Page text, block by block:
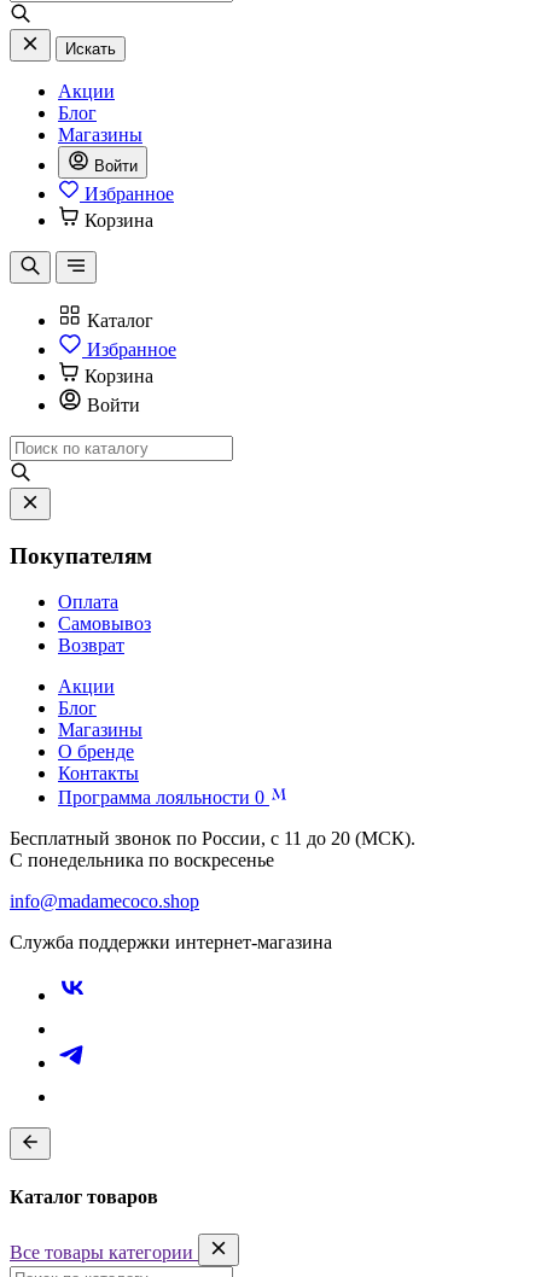
Искать
Акции
Блог
Магазины
Войти
Избранное
Корзина
Каталог
Избранное
Корзина
Войти
Покупателям
Оплата
Самовывоз
Возврат
Акции
Блог
Магазины
О бренде
Контакты
Программа лояльности 0
Бесплатный звонок по России, с 11 до 20 (МСК).
С понедельника по воскресенье
info@madamecoco.shop
Служба поддержки интернет-магазина
Каталог товаров
Все товары категории